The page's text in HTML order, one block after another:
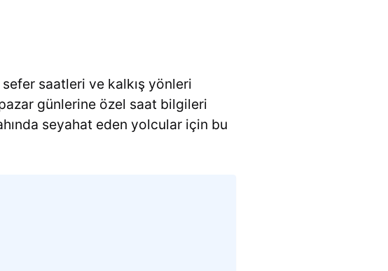
sefer saatleri ve kalkış yönleri
günlerine özel saat bilgileri
seyahat eden yolcular için bu